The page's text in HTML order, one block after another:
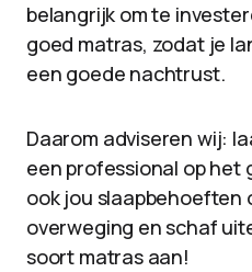
belangrijk om te
goed matras, zodat je
een goede nachtrust.
Daarom adviseren wij:
een professional op het
ook jou slaapbehoeften
overweging en schaf
soort matras aan!